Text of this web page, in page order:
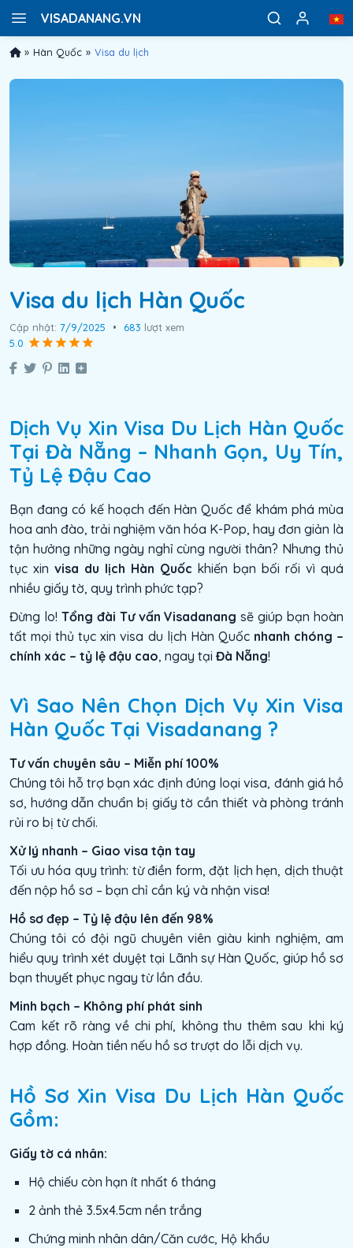
VISADANANG.VN
» Hàn Quốc » Visa du lịch
Visa du lịch Hàn Quốc
Cập nhật: 7/9/2025 • 683 lượt xem
5.0
Dịch Vụ Xin Visa Du Lịch Hàn Quốc
Tại Đà Nẵng – Nhanh Gọn, Uy Tín,
Tỷ Lệ Đậu Cao
Bạn đang có kế hoạch đến Hàn Quốc để khám phá mùa
hoa anh đào, trải nghiệm văn hóa K-Pop, hay đơn giản là
tận hưởng những ngày nghỉ cùng người thân? Nhưng thủ
tục xin visa du lịch Hàn Quốc khiến bạn bối rối vì quá
nhiều giấy tờ, quy trình phức tạp?
Đừng lo! Tổng đài Tư vấn Visadanang sẽ giúp bạn hoàn
tất mọi thủ tục xin visa du lịch Hàn Quốc nhanh chóng –
chính xác – tỷ lệ đậu cao, ngay tại Đà Nẵng!
Vì Sao Nên Chọn Dịch Vụ Xin Visa
Hàn Quốc Tại Visadanang ?
Tư vấn chuyên sâu – Miễn phí 100%
Chúng tôi hỗ trợ bạn xác định đúng loại visa, đánh giá hồ
sơ, hướng dẫn chuẩn bị giấy tờ cần thiết và phòng tránh
rủi ro bị từ chối.
Xử lý nhanh – Giao visa tận tay
Tối ưu hóa quy trình: từ điền form, đặt lịch hẹn, dịch thuật
đến nộp hồ sơ – bạn chỉ cần ký và nhận visa!
Hồ sơ đẹp – Tỷ lệ đậu lên đến 98%
Chúng tôi có đội ngũ chuyên viên giàu kinh nghiệm, am
hiểu quy trình xét duyệt tại Lãnh sự Hàn Quốc, giúp hồ sơ
bạn thuyết phục ngay từ lần đầu.
Minh bạch – Không phí phát sinh
Cam kết rõ ràng về chi phí, không thu thêm sau khi ký
hợp đồng. Hoàn tiền nếu hồ sơ trượt do lỗi dịch vụ.
Hồ Sơ Xin Visa Du Lịch Hàn Quốc
Gồm:
Giấy tờ cá nhân:
Hộ chiếu còn hạn ít nhất 6 tháng
2 ảnh thẻ 3.5x4.5cm nền trắng
Chứng minh nhân dân/Căn cước, Hộ khẩu